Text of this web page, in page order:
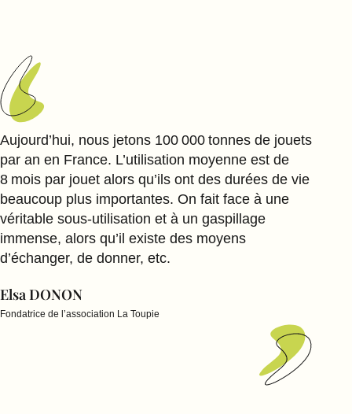
Aujourd’hui, nous jetons 100 000 tonnes de jouets
par an en France. L’utilisation moyenne est de
8 mois par jouet alors qu’ils ont des durées de vie
beaucoup plus importantes. On fait face à une
véritable sous-utilisation et à un gaspillage
immense, alors qu’il existe des moyens
d’échanger, de donner, etc.
Elsa DONON
Fondatrice de l’association La Toupie